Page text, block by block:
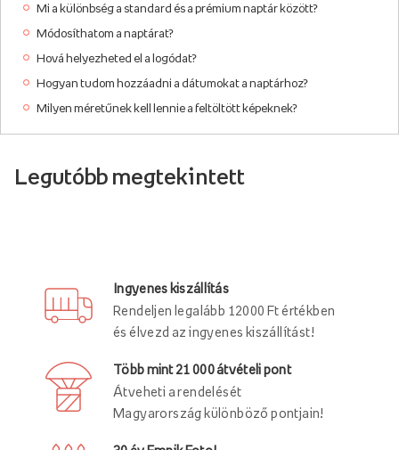
Mi a különbség a standard és a prémium naptár között?
Módosíthatom a naptárat?
Hová helyezheted el a logódat?
Hogyan tudom hozzáadni a dátumokat a naptárhoz?
Milyen méretűnek kell lennie a feltöltött képeknek?
Legutóbb megtekintett
Ingyenes kiszállítás
Rendeljen legalább 12000 Ft értékben
és élvezd az ingyenes kiszállítást!
Több mint 21 000 átvételi pont
Átveheti a rendelését
Magyarország különböző pontjain!